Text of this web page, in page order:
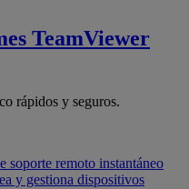
TeamViewer
rápidos y seguros.
soporte remoto instantáneo
y gestiona dispositivos